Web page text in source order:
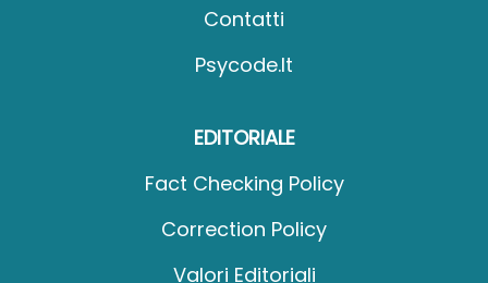
Contatti
Psycode.it
EDITORIALE
Fact Checking Policy
Correction Policy
Valori Editoriali